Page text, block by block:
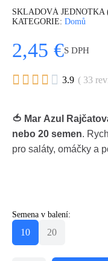
SKLADOVÁ JEDNOTKA
KATEGORIE Domů
2,45 €S DPH
     3.9 ( 33
🍅 Mar Azul
nebo 20 semen.
pro saláty, omáčky a
Semena v balení:
10 20